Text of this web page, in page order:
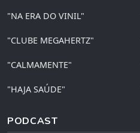
"NA ERA DO VINIL"
"CLUBE MEGAHERTZ"
"CALMAMENTE"
"HAJA SAÚDE"
PODCAST